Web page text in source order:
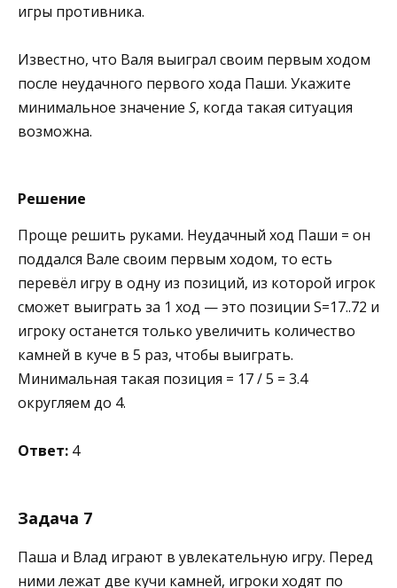
игры противника.
Известно, что Валя выиграл своим первым ходом
после неудачного первого хода Паши. Укажите
минимальное значение S, когда такая ситуация
возможна.
Решение
Проще решить руками. Неудачный ход Паши = он
поддался Вале своим первым ходом, то есть
перевёл игру в одну из позиций, из которой игрок
сможет выиграть за 1 ход — это позиции S=17..72 и
игроку останется только увеличить количество
камней в куче в 5 раз, чтобы выиграть.
Минимальная такая позиция = 17 / 5 = 3.4
округляем до 4.
Ответ: 4
Задача 7
Паша и Влад играют в увлекательную игру. Перед
ними лежат две кучи камней, игроки ходят по